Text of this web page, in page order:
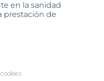
en la sanidad
prestación de